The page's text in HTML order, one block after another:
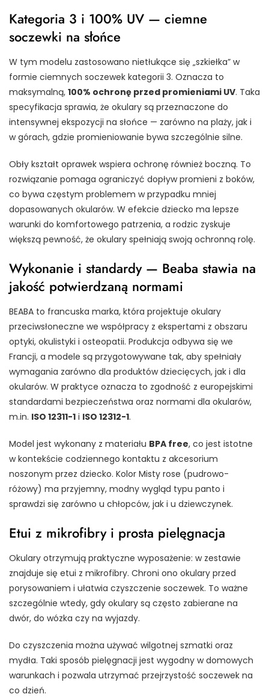
Kategoria 3 i 100% UV — ciemne
soczewki na słońce
W tym modelu zastosowano nietłukące się „szkiełka” w
formie ciemnych soczewek kategorii 3. Oznacza to
maksymalną, 100% ochronę przed promieniami UV. Taka
specyfikacja sprawia, że okulary są przeznaczone do
intensywnej ekspozycji na słońce — zarówno na plaży, jak i
w górach, gdzie promieniowanie bywa szczególnie silne.
Obły kształt oprawek wspiera ochronę również boczną. To
rozwiązanie pomaga ograniczyć dopływ promieni z boków,
co bywa częstym problemem w przypadku mniej
dopasowanych okularów. W efekcie dziecko ma lepsze
warunki do komfortowego patrzenia, a rodzic zyskuje
większą pewność, że okulary spełniają swoją ochronną rolę.
Wykonanie i standardy — Beaba stawia na
jakość potwierdzaną normami
BEABA to francuska marka, która projektuje okulary
przeciwsłoneczne we współpracy z ekspertami z obszaru
optyki, okulistyki i osteopatii. Produkcja odbywa się we
Francji, a modele są przygotowywane tak, aby spełniały
wymagania zarówno dla produktów dziecięcych, jak i dla
okularów. W praktyce oznacza to zgodność z europejskimi
standardami bezpieczeństwa oraz normami dla okularów,
m.in. ISO 12311-1 i ISO 12312-1.
Model jest wykonany z materiału BPA free, co jest istotne
w kontekście codziennego kontaktu z akcesorium
noszonym przez dziecko. Kolor Misty rose (pudrowo-
różowy) ma przyjemny, modny wygląd typu panto i
sprawdzi się zarówno u chłopców, jak i u dziewczynek.
Etui z mikrofibry i prosta pielęgnacja
Okulary otrzymują praktyczne wyposażenie: w zestawie
znajduje się etui z mikrofibry. Chroni ono okulary przed
porysowaniem i ułatwia czyszczenie soczewek. To ważne
szczególnie wtedy, gdy okulary są często zabierane na
dwór, do wózka czy na wyjazdy.
Do czyszczenia można używać wilgotnej szmatki oraz
mydła. Taki sposób pielęgnacji jest wygodny w domowych
warunkach i pozwala utrzymać przejrzystość soczewek na
co dzień.